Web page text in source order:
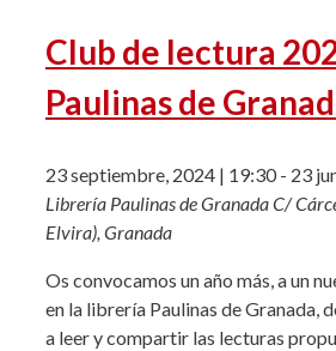
Club de lectura
Paulinas de
23 septiembre, 2024 | 19:30- 23
Librería Paulinas de GranadaC/
Elvira), Granada
Os convocamos un año más, a un
en la librería Paulinas de Granada,
a leer y compartir las lecturas